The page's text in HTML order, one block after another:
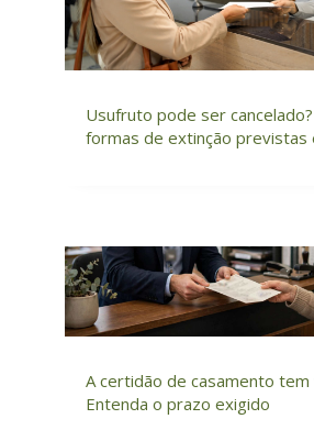
Usufruto pode ser
formas de extinção previstas
A certidão de casamento tem
Entenda o prazo exigido